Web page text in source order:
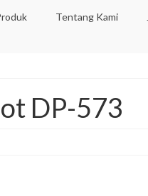
Tentang Kami
DP-573